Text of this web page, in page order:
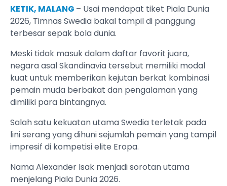
KETIK, MALANG – Usai mendapat tiket Piala Dunia
2026, Timnas Swedia bakal tampil di panggung
terbesar sepak bola dunia.
Meski tidak masuk dalam daftar favorit juara,
negara asal Skandinavia tersebut memiliki modal
kuat untuk memberikan kejutan berkat kombinasi
pemain muda berbakat dan pengalaman yang
dimiliki para bintangnya.
Salah satu kekuatan utama Swedia terletak pada
lini serang yang dihuni sejumlah pemain yang tampil
impresif di kompetisi elite Eropa.
Nama Alexander Isak menjadi sorotan utama
menjelang Piala Dunia 2026.